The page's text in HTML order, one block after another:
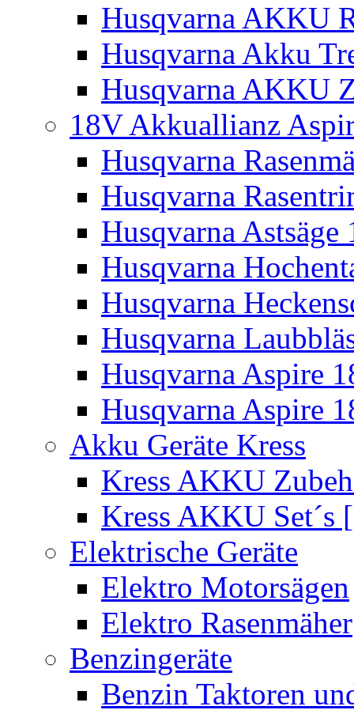
Husqvarna AKKU
Husqvarna Akku
Husqvarna AKKU
18V Akkuallianz
Husqvarna
Husqvarna
Husqvarna
Husqvarna
Husqvarna
Husqvarna
Husqvarna Aspire
Husqvarna Aspire
Akku Geräte Kress
Kress AKKU
Kress AKKU Set´s
Elektrische Geräte
Elektro Motorsägen
Elektro Rasenmäher
Benzingeräte
Benzin Taktoren